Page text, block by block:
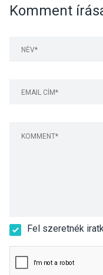
Komment
Fel szeretnék